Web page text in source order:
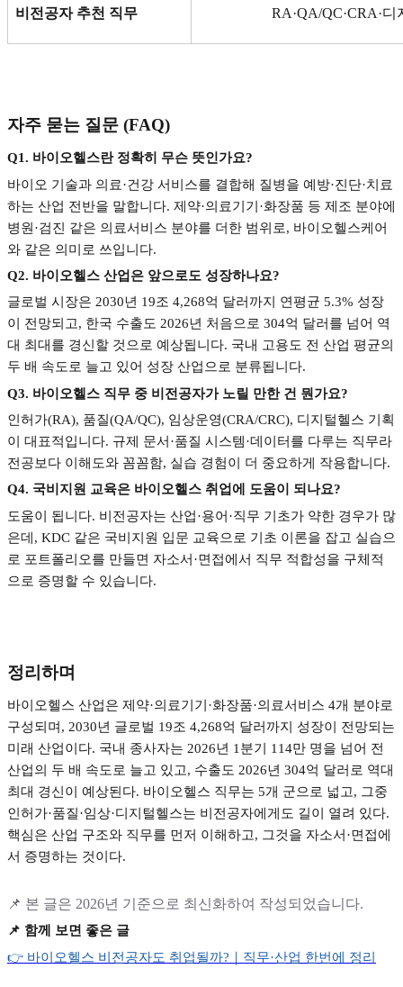
비전공자 추천 직무 RA·QA/QC·CRA·디
자주 묻는 질문 (FAQ)
Q1. 바이오헬스란 정확히 무슨 뜻인가요?
바이오 기술과 의료·건강 서비스를 결합해 질병을 예방·진단·치료
하는 산업 전반을 말합니다. 제약·의료기기·화장품 등 제조 분야에
병원·검진 같은 의료서비스 분야를 더한 범위로, 바이오헬스케어
와 같은 의미로 쓰입니다.
Q2. 바이오헬스 산업은 앞으로도 성장하나요?
글로벌 시장은 2030년 19조 4,268억 달러까지 연평균 5.3% 성장
이 전망되고, 한국 수출도 2026년 처음으로 304억 달러를 넘어 역
대 최대를 경신할 것으로 예상됩니다. 국내 고용도 전 산업 평균의
두 배 속도로 늘고 있어 성장 산업으로 분류됩니다.
Q3. 바이오헬스 직무 중 비전공자가 노릴 만한 건 뭔가요?
인허가(RA), 품질(QA/QC), 임상운영(CRA/CRC), 디지털헬스 기획
이 대표적입니다. 규제 문서 ·품질 시스템·데이터를 다루는 직무라
전공보다 이해도와 꼼꼼함, 실습 경험이 더 중요하게 작용합니다.
Q4. 국비지원 교육은 바이오헬스 취업에 도움이 되나요?
도움이 됩니다. 비전공자는 산업·용어·직무 기초가 약한 경우가 많
은데, KDC 같은 국비지원 입문 교육으로 기초 이론을 잡고 실습으
로 포트폴리오를 만들면 자소서·면접에서 직무 적합성을 구체적
으로 증명할 수 있습니다.
정리하며
바이오헬스 산업은 제약·의료기기 ·화장품·의료서비스 4개 분야로
구성되며 , 2030년 글로벌 19조 4,268억 달러까지 성장이 전망되는
미래 산업이다. 국내 종사자는 2026년 1분기 114만 명을 넘어 전
산업의 두 배 속도로 늘고 있고, 수출도 2026년 304억 달러로 역대
최대 경신이 예상된다. 바이오헬스 직무는 5개 군으로 넓고, 그중
인허가·품질·임상·디지털헬스는 비전공자에게도 길이 열려 있다.
핵심은 산업 구조와 직무를 먼저 이해하고, 그것을 자소서 ·면접에
서 증명하는 것이다.
📌 본 글은 2026년 기준으로 최신화하여 작성되었습니다.
📌 함께 보면 좋은 글
👉 바이오헬스 비전공자도 취업될까? ｜직무·산업 한번에 정리